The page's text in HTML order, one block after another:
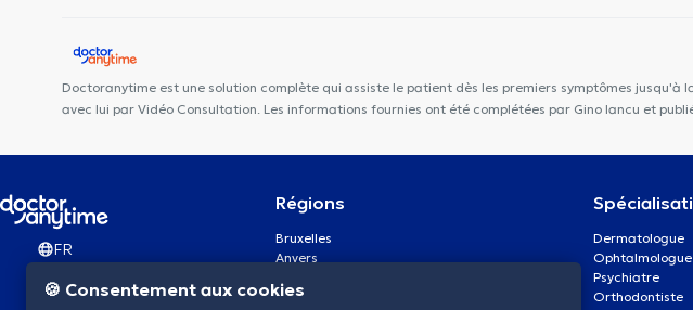
Doctoranytime est une solution complète qui assiste le patient dès les premiers symptômes
avec lui par Vidéo Consultation. Les informations fournies ont été complétées par Gino Iancu et
FR
Régions
Bruxelles
Anvers
Charleroi
Dermatologue
Ophtalmologue
Psychiatre
Orthodontiste
🍪 Consentement aux cookies